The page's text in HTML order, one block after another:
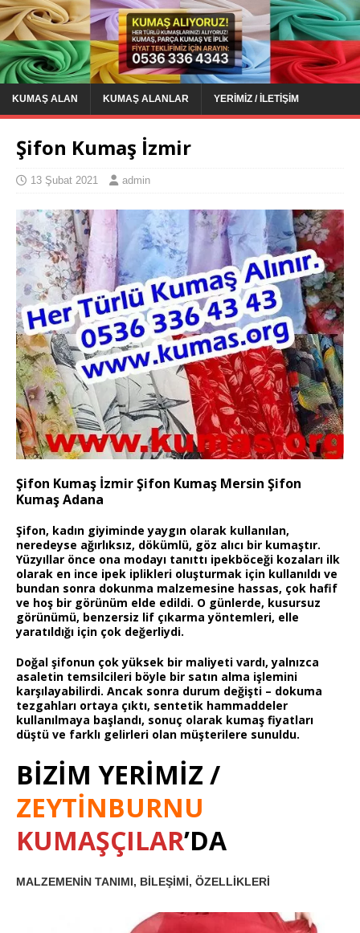
KUMAŞ ALAN KUMAŞ ALANLAR YERIMIZ / İLETIŞIM
Şifon Kumaş İzmir
13 Şubat 2021 admin
Şifon Kumaş İzmir Şifon Kumaş Mersin Şifon
Kumaş Adana
Şifon, kadın giyiminde yaygın olarak kullanılan,
neredeyse ağırlıksız, dökümlü, göz alıcı bir kumaştır.
Yüzyıllar önce ona modayı tanıttı ipekböceği kozaları ilk
olarak en ince ipek iplikleri oluşturmak için kullanıldı ve
bundan sonra dokunma malzemesine hassas, çok hafif
ve hoş bir görünüm elde edildi. O günlerde, kusursuz
görünümü, benzersiz lif çıkarma yöntemleri, elle
yaratıldığı için çok değerliydi.
Doğal şifonun çok yüksek bir maliyeti vardı, yalnızca
asaletin temsilcileri böyle bir satın alma işlemini
karşılayabilirdi. Ancak sonra durum değişti – dokuma
tezgahları ortaya çıktı, sentetik hammaddeler
kullanılmaya başlandı, sonuç olarak kumaş fiyatları
düştü ve farklı gelirleri olan müşterilere sunuldu.
BİZİM YERİMİZ /
ZEYTİNBURNU
KUMAŞÇILAR’DA
MALZEMENİN TANIMI, BİLEŞİMİ, ÖZELLİKLERİ